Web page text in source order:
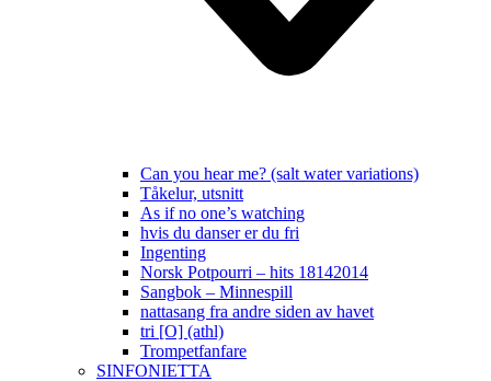
Can you hear me? (salt water variations)
Tåkelur, utsnitt
As if no one’s watching
hvis du danser er du fri
Ingenting
Norsk Potpourri – hits 18142014
Sangbok – Minnespill
nattasang fra andre siden av havet
tri [O] (athl)
Trompetfanfare
SINFONIETTA